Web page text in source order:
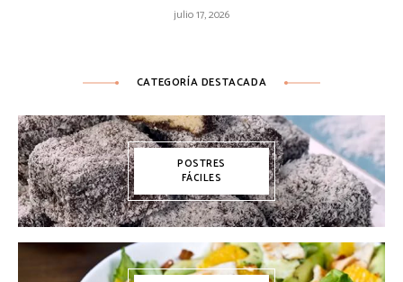
julio 17, 2026
CATEGORÍA DESTACADA
POSTRES
FÁCILES